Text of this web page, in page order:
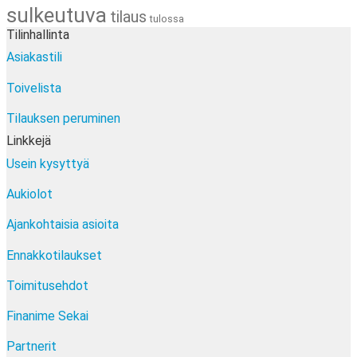
sulkeutuva tilaus tulossa
Tilinhallinta
Asiakastili
Toivelista
Tilauksen peruminen
Linkkejä
Usein kysyttyä
Aukiolot
Ajankohtaisia asioita
Ennakkotilaukset
Toimitusehdot
Finanime Sekai
Partnerit